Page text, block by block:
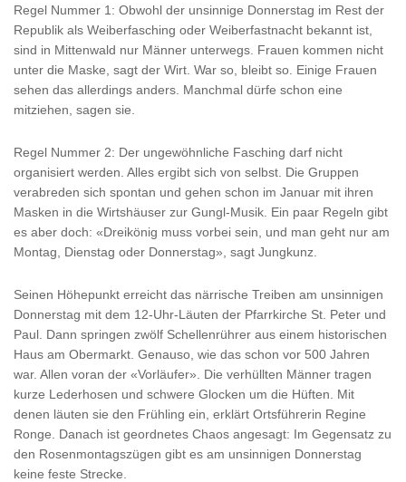
Regel Nummer 1: Obwohl der unsinnige Donnerstag im Rest der
Republik als Weiberfasching oder Weiberfastnacht bekannt ist,
sind in Mittenwald nur Männer unterwegs. Frauen kommen nicht
unter die Maske, sagt der Wirt. War so, bleibt so. Einige Frauen
sehen das allerdings anders. Manchmal dürfe schon eine
mitziehen, sagen sie.
Regel Nummer 2: Der ungewöhnliche Fasching darf nicht
organisiert werden. Alles ergibt sich von selbst. Die Gruppen
verabreden sich spontan und gehen schon im Januar mit ihren
Masken in die Wirtshäuser zur Gungl-Musik. Ein paar Regeln gibt
es aber doch: «Dreikönig muss vorbei sein, und man geht nur am
Montag, Dienstag oder Donnerstag», sagt Jungkunz.
Seinen Höhepunkt erreicht das närrische Treiben am unsinnigen
Donnerstag mit dem 12-Uhr-Läuten der Pfarrkirche St. Peter und
Paul. Dann springen zwölf Schellenrührer aus einem historischen
Haus am Obermarkt. Genauso, wie das schon vor 500 Jahren
war. Allen voran der «Vorläufer». Die verhüllten Männer tragen
kurze Lederhosen und schwere Glocken um die Hüften. Mit
denen läuten sie den Frühling ein, erklärt Ortsführerin Regine
Ronge. Danach ist geordnetes Chaos angesagt: Im Gegensatz zu
den Rosenmontagszügen gibt es am unsinnigen Donnerstag
keine feste Strecke.